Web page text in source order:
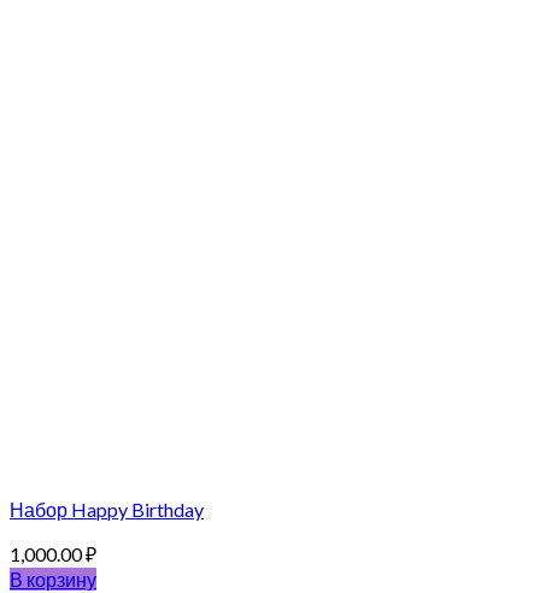
Набор Happy Birthday
1,000.00₽
В корзину